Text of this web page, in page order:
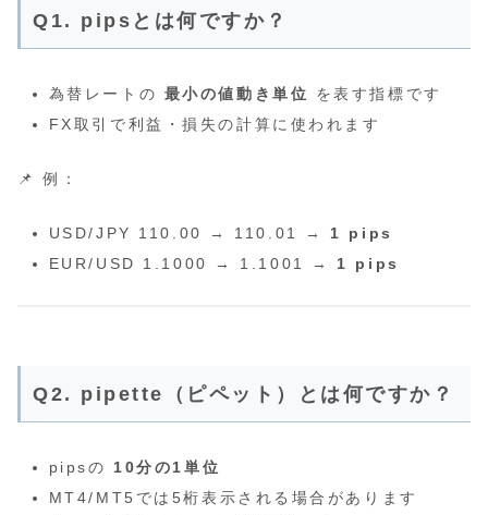
Q1. pipsとは何ですか？
為替レートの 最小の値動き単位
を表す指標です
FX取引で利益・損失の計算に使われます
📌 例：
USD/JPY 110.00 → 110.01 → 1 pips
EUR/USD 1.1000 → 1.1001 → 1 pips
Q2. pipette（ピペット）とは何ですか？
pipsの 10分の1単位
MT4/MT5では5桁表示される場合があります